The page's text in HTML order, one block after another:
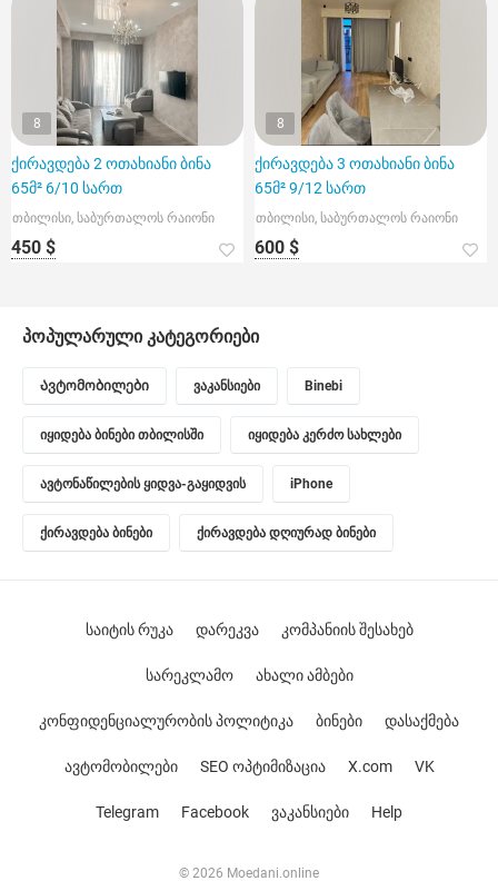
8
ქირავდება 2 ოთახიანი ბინა
65მ² 6/10 სართ
თბილისი, საბურთალოს რაიონი
450 $
8
ქირავდება 3 ოთახიანი ბინა
65მ² 9/12 სართ
თბილისი, საბურთალოს რაიონი
600 $
პოპულარული კატეგორიები
Ავტომობილები ვაკანსიები Binebi
იყიდება ბინები თბილისში იყიდება კერძო სახლები
ავტონაწილების ყიდვა-გაყიდვის iPhone
ქირავდება ბინები ქირავდება დღიურად ბინები
© 2026 Moedani.online
საიტის რუკა დარეკვა კომპანიის შესახებ
სარეკლამო ახალი ამბები
კონფიდენციალურობის პოლიტიკა ბინები დასაქმება
ავტომობილები SEO ოპტიმიზაცია X.com VK
Telegram Facebook ვაკანსიები Help